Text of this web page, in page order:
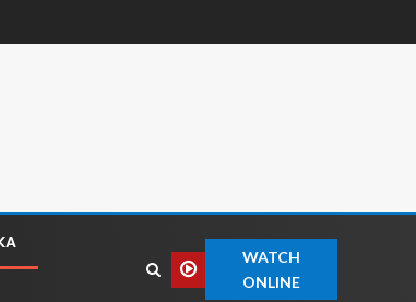
WATCH
ONLINE